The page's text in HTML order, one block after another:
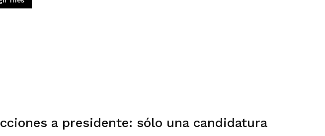
a presidente: sólo una candidatura